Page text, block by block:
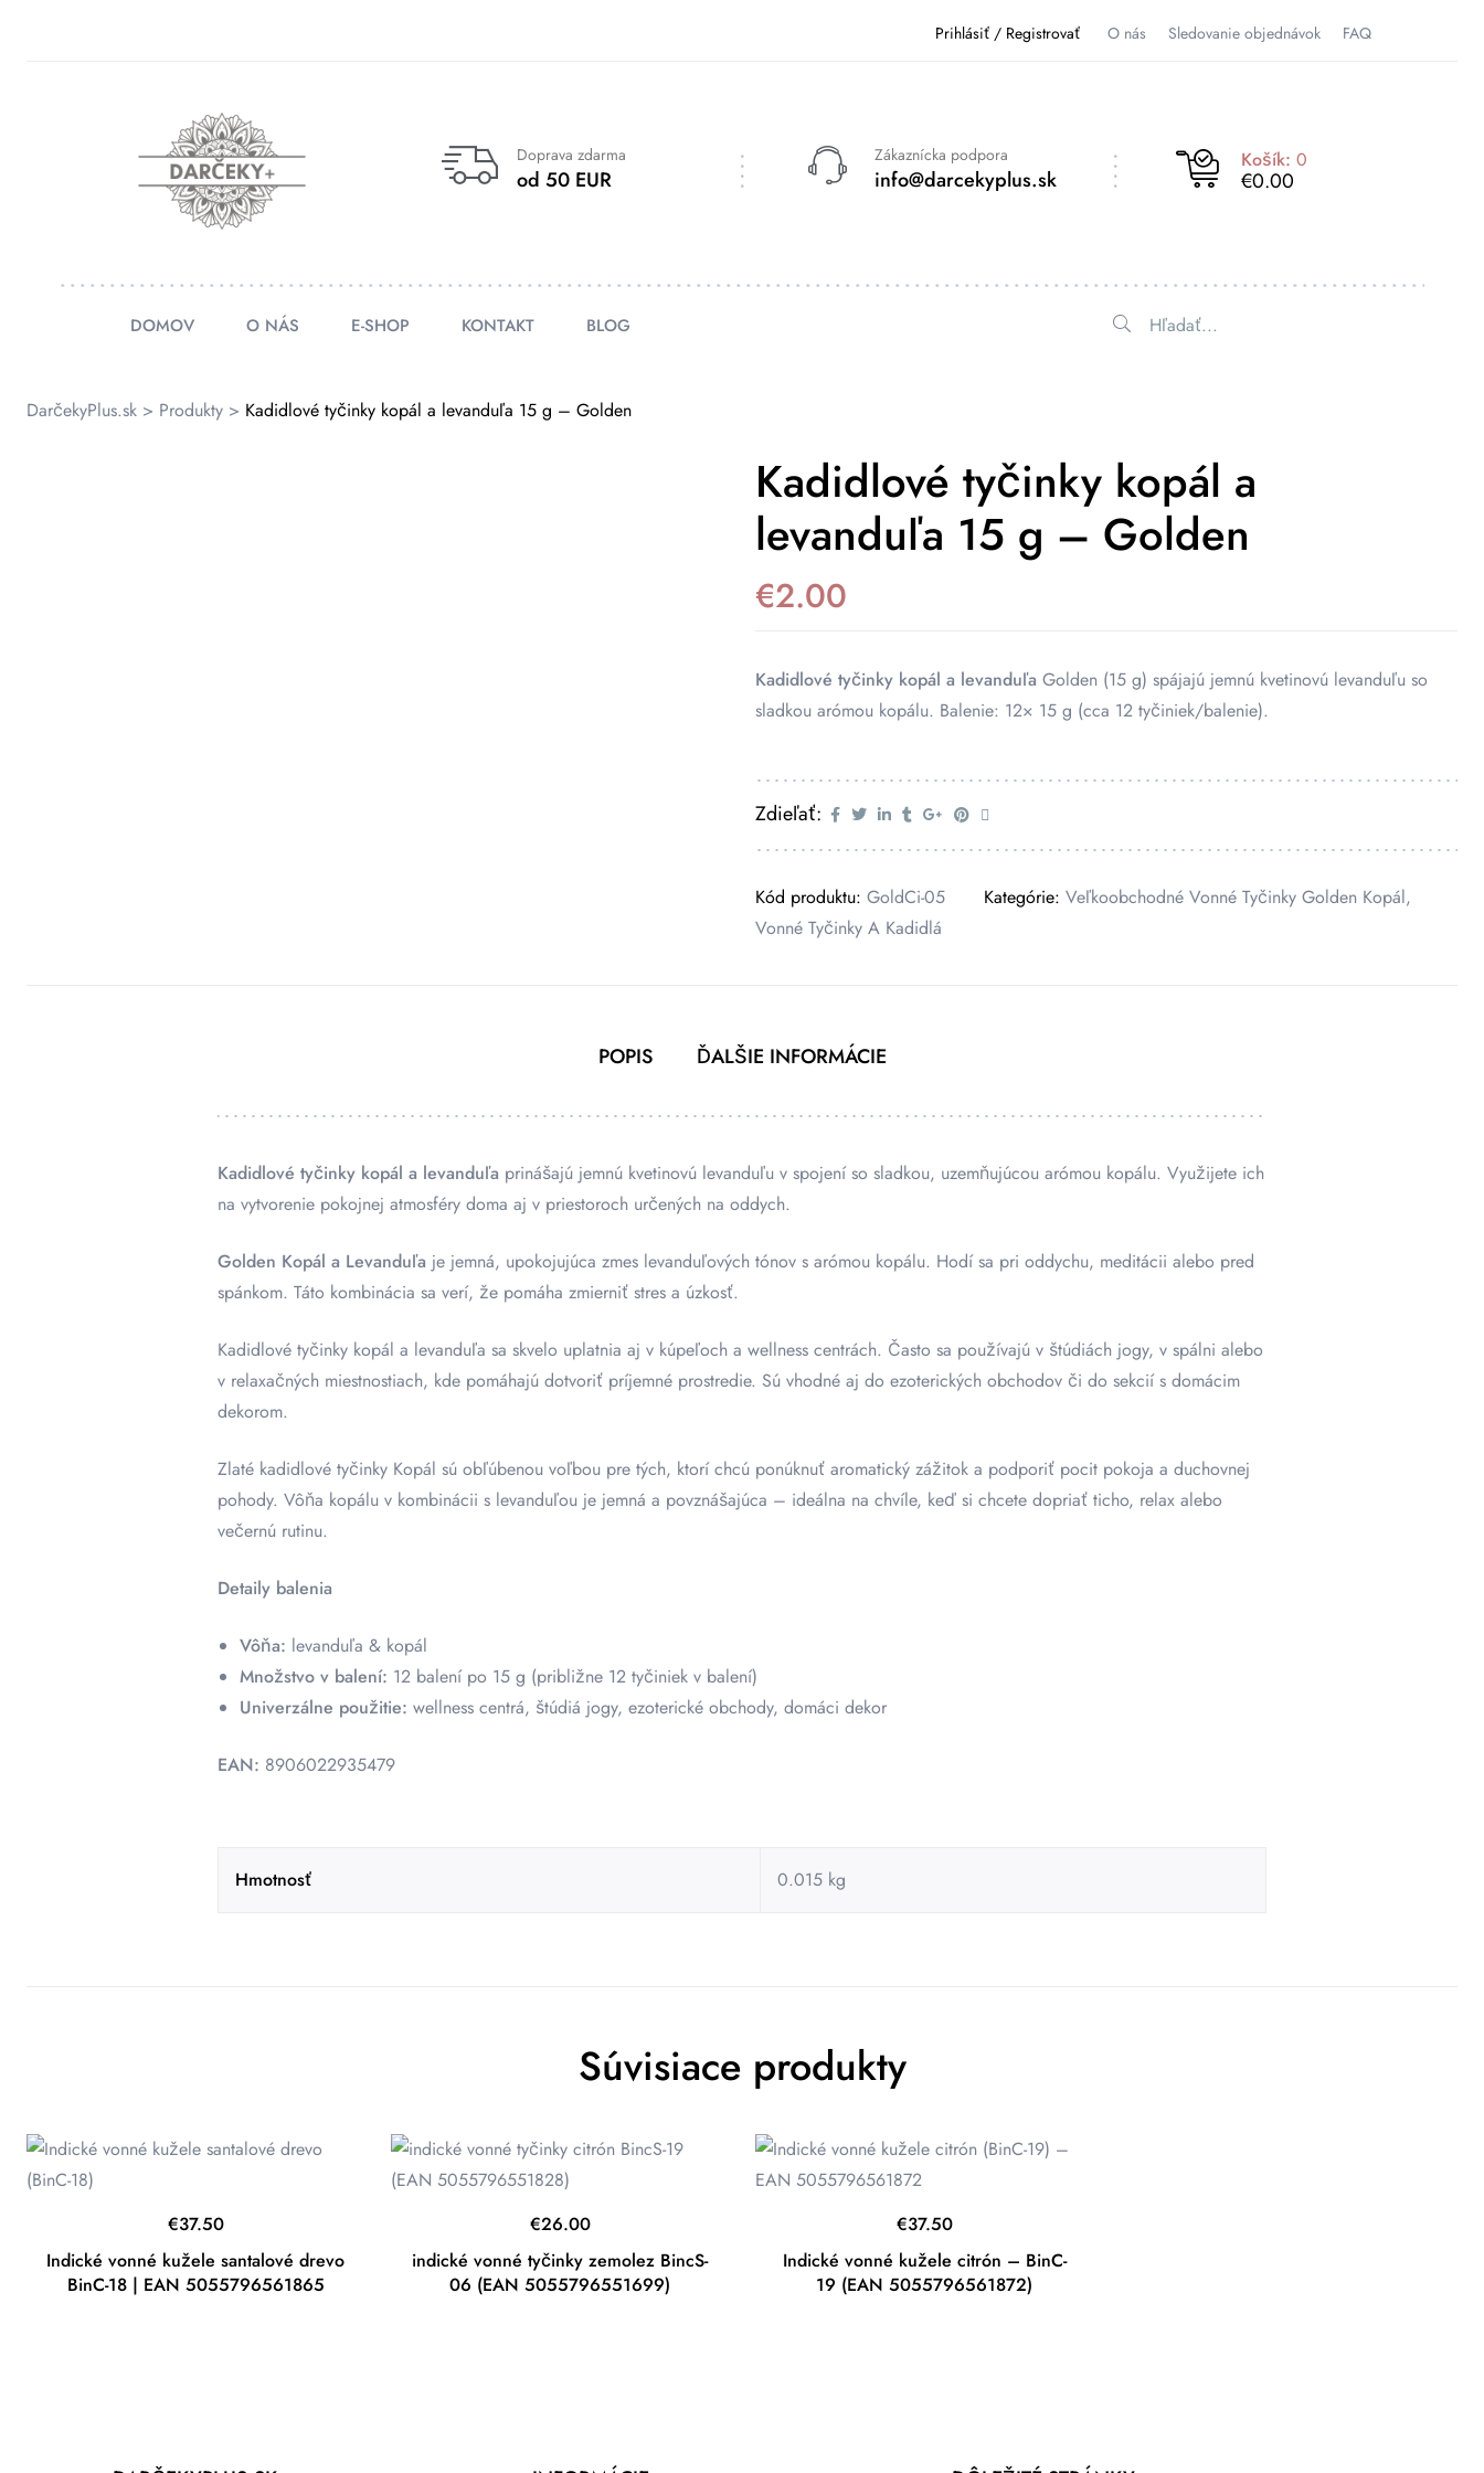
Prihlásiť / Registrovať O nás Sledovanie objednávok FAQ
Doprava zdarma
od 50 EUR
Zákaznícka podpora
info@darcekyplus.sk
Košík: 0
€0.00
DOMOV O NÁS E-SHOP KONTAKT BLOG
DarčekyPlus.sk > Produkty > Kadidlové tyčinky kopál a levanduľa 15 g – Golden
Kadidlové tyčinky kopál a
levanduľa 15 g – Golden
€2.00
Kadidlové tyčinky kopál a levanduľa Golden (15 g) spájajú jemnú kvetinovú levanduľu so
sladkou arómou kopálu. Balenie: 12× 15 g (cca 12 tyčiniek/balenie).
Zdieľať:
Kód produktu: GoldCi-05 Kategórie: Veľkoobchodné Vonné Tyčinky Golden Kopál,
Vonné Tyčinky A Kadidlá
POPIS ĎALŠIE INFORMÁCIE
Kadidlové tyčinky kopál a levanduľa prinášajú jemnú kvetinovú levanduľu v spojení so sladkou, uzemňujúcou arómou kopálu. Využijete ich
na vytvorenie pokojnej atmosféry doma aj v priestoroch určených na oddych.
Golden Kopál a Levanduľa je jemná, upokojujúca zmes levanduľových tónov s arómou kopálu. Hodí sa pri oddychu, meditácii alebo pred
spánkom. Táto kombinácia sa verí, že pomáha zmierniť stres a úzkosť.
Kadidlové tyčinky kopál a levanduľa sa skvelo uplatnia aj v kúpeľoch a wellness centrách. Často sa používajú v štúdiách jogy, v spálni alebo
v relaxačných miestnostiach, kde pomáhajú dotvoriť príjemné prostredie. Sú vhodné aj do ezoterických obchodov či do sekcií s domácim
dekorom.
Zlaté kadidlové tyčinky Kopál sú obľúbenou voľbou pre tých, ktorí chcú ponúknuť aromatický zážitok a podporiť pocit pokoja a duchovnej
pohody. Vôňa kopálu v kombinácii s levanduľou je jemná a povznášajúca – ideálna na chvíle, keď si chcete dopriať ticho, relax alebo
večernú rutinu.
Detaily balenia
Vôňa: levanduľa & kopál
Množstvo v balení: 12 balení po 15 g (približne 12 tyčiniek v balení)
Univerzálne použitie: wellness centrá, štúdiá jogy, ezoterické obchody, domáci dekor
EAN: 8906022935479
Hmotnosť 0.015 kg
Súvisiace produkty
Indické vonné kužele santalové drevo
BinC-18 | EAN 5055796561865
€37.50
indické vonné tyčinky zemolez BincS-
06 (EAN 5055796551699)
€26.00
Indické vonné kužele citrón – BinC-
19 (EAN 5055796561872)
€37.50